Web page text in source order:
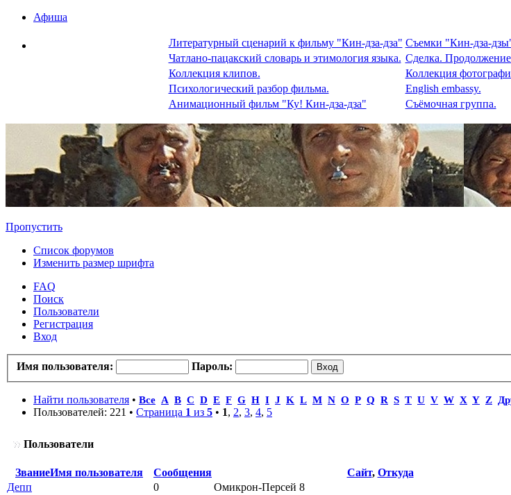
Афиша
Литературный сценарий к фильму "Кин-дза-дза" Съемки "Кин-дза-
Чатлано-пацакский словарь и этимология языка. Сделка.
Коллекция клипов.
Коллекция
Психологический разбор фильма.
English embassy.
Анимационный фильм "Ку! Кин-дза-дза"
Съёмочная группа.
Пропустить
Список форумов
Изменить размер шрифта
FAQ
Поиск
Пользователи
Регистрация
Вход
Имя пользователя: Пароль:
Найти пользователя • Все A B C D E F G H I J K L M N O P Q R S T U V W X Y Z
Пользователей: 221 • Страница 1 из 5 • 1, 2, 3, 4, 5
Пользователи
ЗваниеИмя пользователя Сообщения Сайт, Откуда
Депп
0 Омикрон-Персей 8